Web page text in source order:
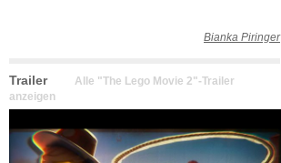
Bianka Piringer
Trailer
Alle "The Lego Movie 2"-Trailer
anzeigen